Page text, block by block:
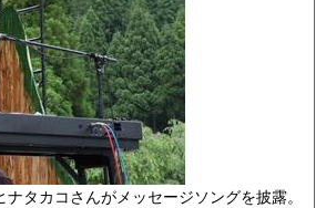
タカコさんがメッセージソングを披露。